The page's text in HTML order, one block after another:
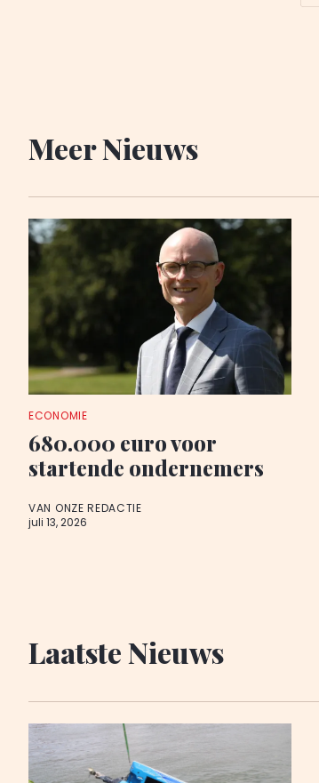
Meer Nieuws
ECONOMIE
680.000 euro voor
startende ondernemers
VAN ONZE REDACTIE
juli 13, 2026
Laatste Nieuws